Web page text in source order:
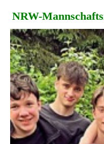
NRW-